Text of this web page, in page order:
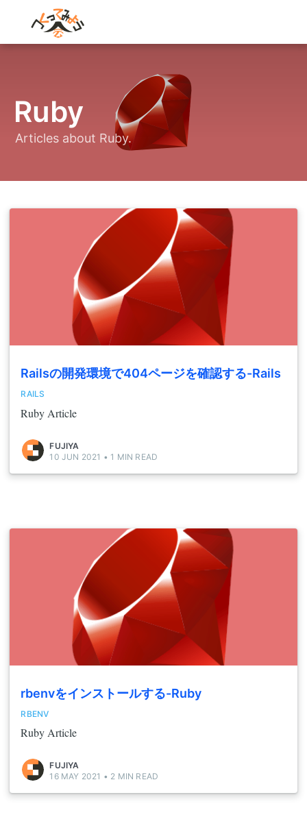
Ruby
Articles about Ruby.
Railsの開発環境で404ページを確認する-Rails
RAILS
Ruby Article
FUJIYA
10 JUN 2021 • 1 MIN READ
rbenvをインストールする-Ruby
RBENV
Ruby Article
FUJIYA
16 MAY 2021 • 2 MIN READ